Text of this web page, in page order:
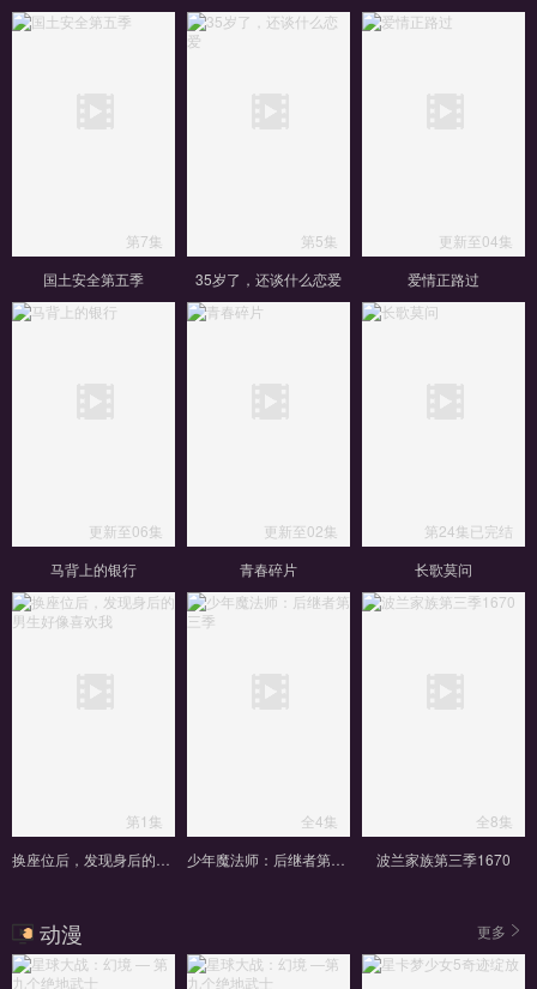
第7集
国土安全第五季
第5集
35岁了，还谈什么恋爱
更新至04集
爱情正路过
更新至06集
马背上的银行
更新至02集
青春碎片
第24集已完结
长歌莫问
第1集
换座位后，发现身后的男生好像喜欢我
全4集
少年魔法师：后继者第三季
全8集
波兰家族第三季1670
更多
动漫